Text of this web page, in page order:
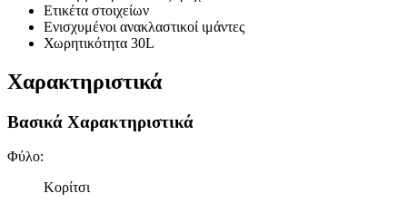
Ετικέτα στοιχείων
Ενισχυμένοι ανακλαστικοί ιμάντες
Χωρητικότητα 30L
Χαρακτηριστικά
Βασικά Χαρακτηριστικά
Φύλο:
Κορίτσι